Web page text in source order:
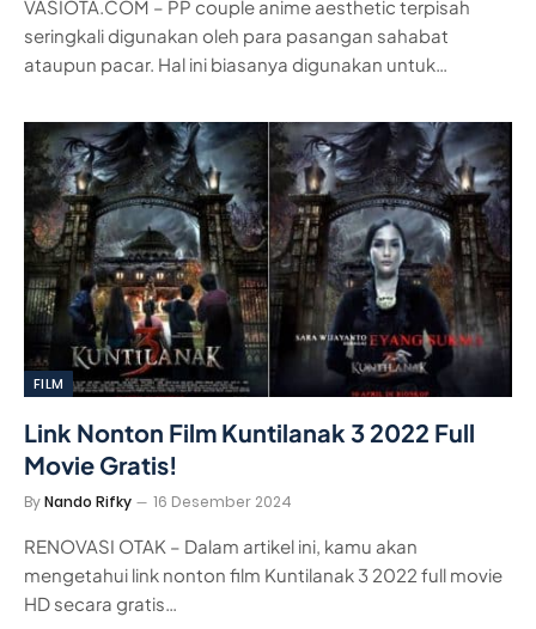
VASIOTA.COM – PP couple anime aesthetic terpisah
seringkali digunakan oleh para pasangan sahabat
ataupun pacar. Hal ini biasanya digunakan untuk…
FILM
Link Nonton Film Kuntilanak 3 2022 Full
Movie Gratis!
ByNando Rifky 16 Desember 2024
RENOVASI OTAK – Dalam artikel ini, kamu akan
mengetahui link nonton film Kuntilanak 3 2022 full movie
HD secara gratis…